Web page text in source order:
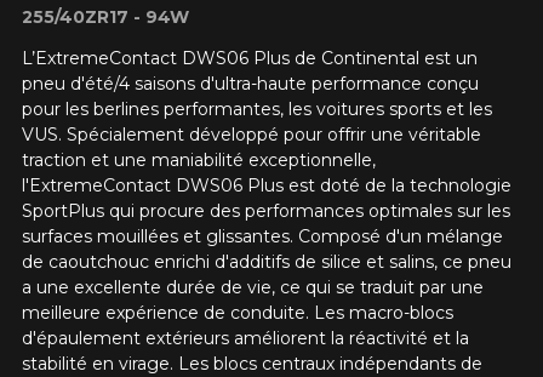
255/40ZR17 - 94W
L’ExtremeContact DWS06 Plus de Continental est un
pneu d'été/4 saisons d'ultra-haute performance conçu
pour les berlines performantes, les voitures sports et les
VUS. Spécialement développé pour offrir une véritable
traction et une maniabilité exceptionnelle,
l'ExtremeContact DWS06 Plus est doté de la technologie
SportPlus qui procure des performances optimales sur les
surfaces mouillées et glissantes. Composé d'un mélange
de caoutchouc enrichi d'additifs de silice et salins, ce pneu
a une excellente durée de vie, ce qui se traduit par une
meilleure expérience de conduite. Les macro-blocs
d'épaulement extérieurs améliorent la réactivité et la
stabilité en virage. Les blocs centraux indépendants de